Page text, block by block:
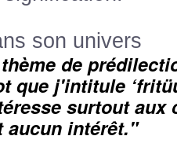
son univers
de
que j'intitule
surtout aux
aucun intérêt."